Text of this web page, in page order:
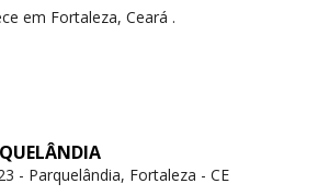
em Fortaleza, Ceará .
- Parquelândia, Fortaleza - CE